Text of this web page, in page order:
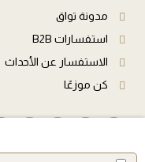
مدونة تواق
استفسارات B2B
الاستفسار عن الأحداث
كن موزعًا